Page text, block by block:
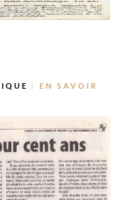
EN SAVOIR